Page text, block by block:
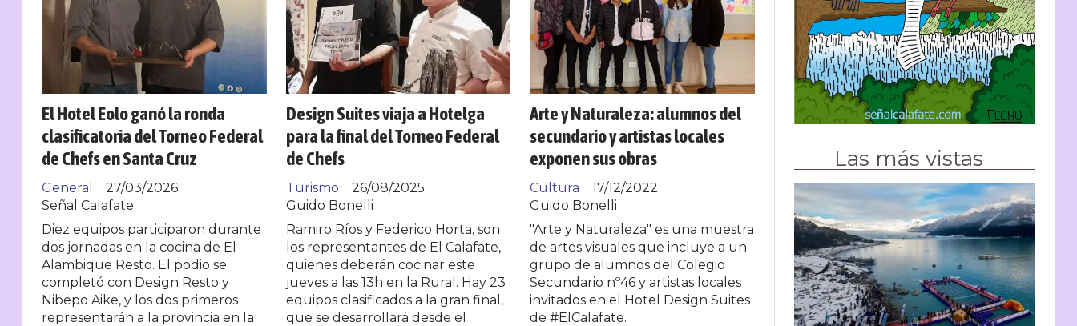
El Hotel Eolo ganó la ronda
clasificatoria del Torneo Federal
de Chefs en Santa Cruz
Señal Calafate
General 27/03/2026
Diez equipos participaron durante
dos jornadas en la cocina de El
Alambique Resto. El podio se
completó con Design Resto y
Nibepo Aike, y los dos primeros
representarán a la provincia en la
Design Suites viaja a Hotelga
para la final del Torneo Federal
de Chefs
Guido Bonelli
Turismo 26/08/2025
Ramiro Ríos y Federico Horta, son
los representantes de El Calafate,
quienes deberán cocinar este
jueves a las 13h en la Rural. Hay 23
equipos clasificados a la gran final,
que se desarrollará desde el
Arte y Naturaleza: alumnos del
secundario y artistas locales
exponen sus obras
Guido Bonelli
Cultura 17/12/2022
"Arte y Naturaleza" es una muestra
de artes visuales que incluye a un
grupo de alumnos del Colegio
Secundario nº46 y artistas locales
invitados en el Hotel Design Suites
de #ElCalafate.
Las más vistas